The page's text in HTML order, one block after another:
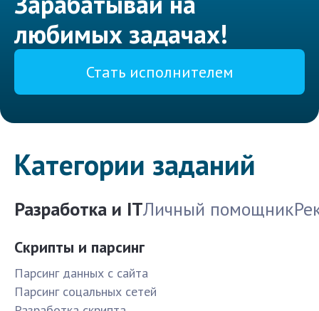
любимых задачах!
Стать исполнителем
Категории заданий
Разработка и ITЛичный помощник
Скрипты и парсинг
Парсинг данных с сайта
Парсинг соцальных сетей